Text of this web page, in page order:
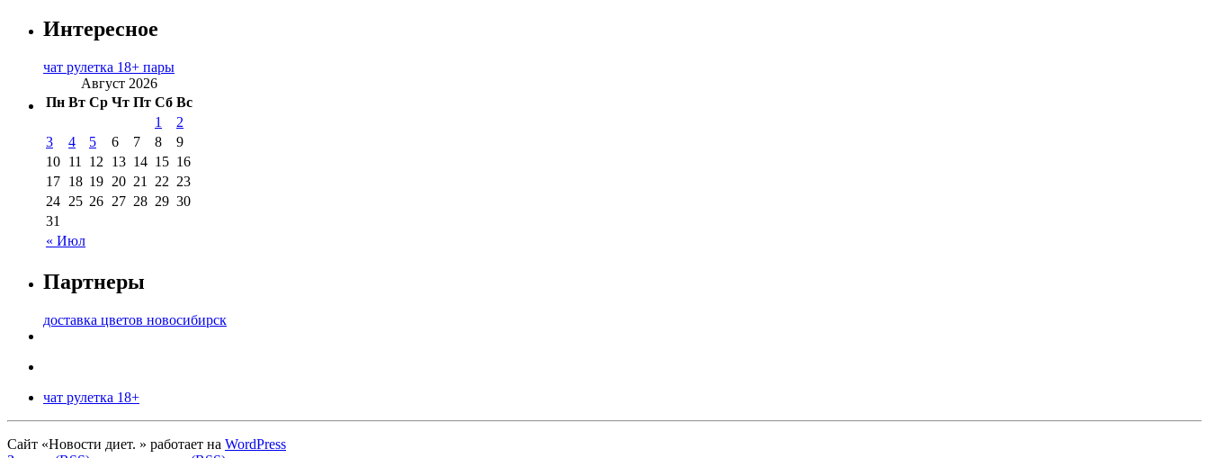
Интересное
чат рулетка 18+ пары
Август 2026
Пн Вт Ср Чт Пт Сб Вс
« Июл
1
2
3
4 5 6 7 8
9
10 11 12 13 14 15 16
17 18 19 20 21 22 23
24 25 26 27 28 29 30
31
Партнеры
доставка цветов новосибирск
чат рулетка 18+
Сайт «Новости диет. » работает на WordPress